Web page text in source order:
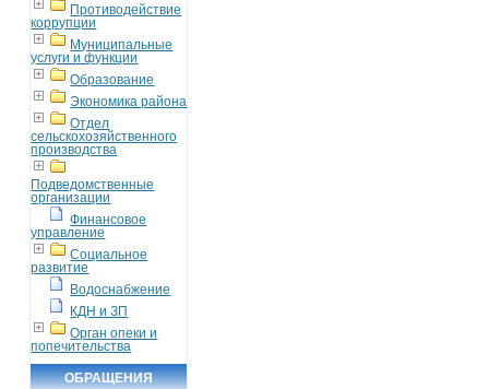
Противодействие
коррупции
Муниципальные
услуги и функции
Образование
Экономика района
Отдел
сельскохозяйственного
производства
Подведомственные
организации
Финансовое
управление
Социальное
развитие
Водоснабжение
КДН и ЗП
Орган опеки и
попечительства
ОБРАЩЕНИЯ